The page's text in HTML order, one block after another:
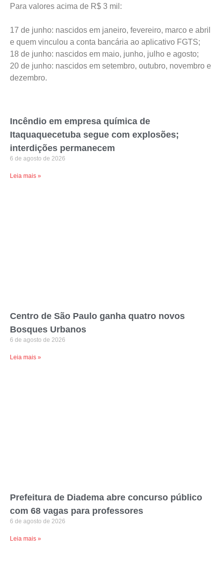
Para valores acima de R$ 3 mil:
17 de junho: nascidos em janeiro, fevereiro, marco e abril
e quem vinculou a conta bancária ao aplicativo FGTS;
18 de junho: nascidos em maio, junho, julho e agosto;
20 de junho: nascidos em setembro, outubro, novembro e
dezembro.
Incêndio em empresa química de
Itaquaquecetuba segue com explosões;
interdições permanecem
6 de agosto de 2026
Leia mais »
Centro de São Paulo ganha quatro novos
Bosques Urbanos
6 de agosto de 2026
Leia mais »
Prefeitura de Diadema abre concurso público
com 68 vagas para professores
6 de agosto de 2026
Leia mais »